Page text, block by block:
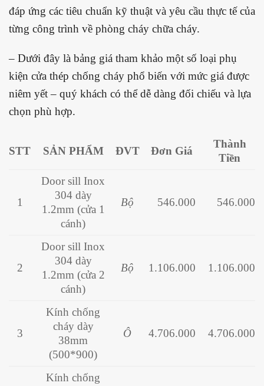
đáp ứng các tiêu chuẩn kỹ thuật và yêu cầu thực tế của
từng công trình về phòng cháy chữa cháy.
– Dưới đây là bảng giá tham khảo một số loại phụ
kiện cửa thép chống cháy phổ biến với mức giá được
niêm yết – quý khách có thể dễ dàng đối chiếu và lựa
chọn phù hợp.
STT SẢN PHẨM ĐVT Đơn Giá
Thành
Tiền
1
Door sill Inox
304 dày
1.2mm (cửa 1
cánh)
Bộ 546.000 546.000
2
Door sill Inox
304 dày
1.2mm (cửa 2
cánh)
Bộ 1.106.000 1.106.000
3
Kính chống
cháy dày
38mm
(500*900)
Ô 4.706.000 4.706.000
Kính chống